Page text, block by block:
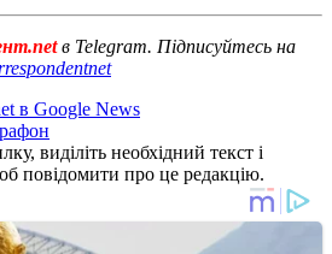
в Telegram. Підписуйтесь на
в Google News
виділіть необхідний текст і
повідомити про це редакцію.